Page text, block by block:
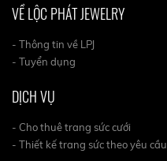
VỀ LỘC PHÁT JEWELRY
- Thông tin về LPJ
- Tuyển dụng
DỊCH VỤ
- Cho thuê trang sức cưới
- Thiết kế trang sức theo yêu cầu